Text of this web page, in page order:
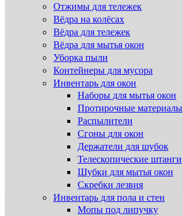
Отжимы для тележек
Вёдра на колёсах
Вёдра для тележек
Вёдра для мытья окон
Уборка пыли
Контейнеры для мусора
Инвентарь для окон
Наборы для мытья окон
Протирочные материалы
Распылители
Сгоны для окон
Держатели для шубок
Телескопические штанги
Шубки для мытья окон
Скребки лезвия
Инвентарь для пола и стен
Мопы под липучку